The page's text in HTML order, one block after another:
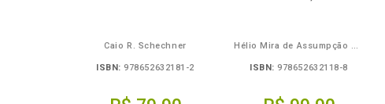
Caio R. Schechner
ISBN: 978652632181-2
Hélio Mira de Assumpção Junior
ISBN: 978652632118-8